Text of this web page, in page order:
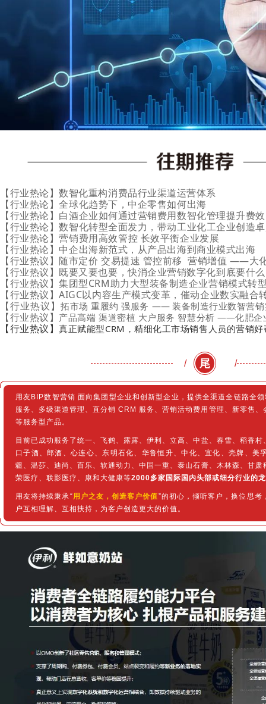
【行业热论】数智化重构消费品行业渠道运营体系
【行业热论】全球化趋势下，中企零售如何出海
【行业热论】 白酒企业如何通过营销费用数智化管理提升费
【行业热论】数智化转型全面发力，带动工业化工企业创造
【行业热论】营销费用高效管控 长效平衡企业发展
【行业热论】 中企出海新范式，从产品出海到商业模式出海
【行业热议】随市定价 交易提速 管控前移 营销增值 ——大
【行业热议】 既要又要也要，快消企业营销数字化到底要什么
【行业热议】集团型CRM助力大型装备制造企业营销模式转
【行业热议】AIGC以内容生产模式变革，催动企业数实融合
【行业热议】 拓市场 重履约 强服务 ——装备制造行业数智营
【行业热议】 产品高端 渠道密植 大户服务 智慧分析——化肥企
【行业热议】真正赋能型CRM，精细化工市场销售人员的营销好
/ 尾 /
用友BIP数智营销 面向集团型企业和创新型企业，提供全渠道全链路全
服务、多级渠道管理、直分销 CRM 服务、营销活动费用管理、新零售
等服务型产品。
目前已成功服务了统一、飞鹤、露露、伊利、立高、中盐、春雪、稻香
口子酒、郎酒、心连心、东明石化、华鲁恒升、中化、宜化、壳牌、美
疆、温莎、迪尚、百乐、软通动力、中国一重、泰山石膏、木林森、甘
荣医疗、联影医疗、康和大健康等2000多家国际国内头部或细分行业的
用友将持续秉承“用户之友，创造客户价值”的初心，倾听客户，换位思
户互相理解、互相扶持，为客户创造更大的价值。